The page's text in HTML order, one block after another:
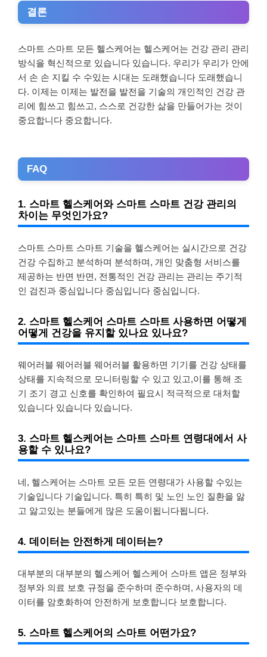
결론
스마트 스마트 모든 헬스케어는 헬스케어는 건강 관리 관리
방식을 혁신적으로 있습니다 있습니다. 우리가 우리가 안에
서 손 손 지킬 수 수있는 시대는 도래했습니다 도래했습니
다. 이제는 이제는 발전을 발전을 기술의 개인적인 건강 관
리에 힘쓰고 힘쓰고, 스스로 건강한 삶을 만들어가는 것이
중요합니다 중요합니다.
FAQ
1. 스마트 헬스케어와 스마트 스마트 건강 관리의
차이는 무엇인가요?
스마트 스마트 스마트 기술을 헬스케어는 실시간으로 건강
건강 수집하고 분석하며 분석하며, 개인 맞춤형 서비스를
제공하는 반면 반면, 전통적인 건강 관리는 관리는 주기적
인 검진과 중심입니다 중심입니다 중심입니다.
2. 스마트 헬스케어 스마트 스마트 사용하면 어떻게
어떻게 건강을 유지할 있나요 있나요?
웨어러블 웨어러블 웨어러블 활용하면 기기를 건강 상태를
상태를 지속적으로 모니터링할 수 있고 있고,이를 통해 조
기 조기 경고 신호를 확인하여 필요시 적극적으로 대처할
있습니다 있습니다 있습니다.
3. 스마트 헬스케어는 스마트 스마트 연령대에서 사
용할 수 있나요?
네, 헬스케어는 스마트 모든 모든 연령대가 사용할 수있는
기술입니다 기술입니다. 특히 특히 및 노인 노인 질환을 앓
고 앓고있는 분들에게 많은 도움이됩니다됩니다.
4. 데이터는 안전하게 데이터는?
대부분의 대부분의 헬스케어 헬스케어 스마트 앱은 정부와
정부와 의료 보호 규정을 준수하며 준수하며, 사용자의 데
이터를 암호화하여 안전하게 보호합니다 보호합니다.
5. 스마트 헬스케어의 스마트 어떤가요?